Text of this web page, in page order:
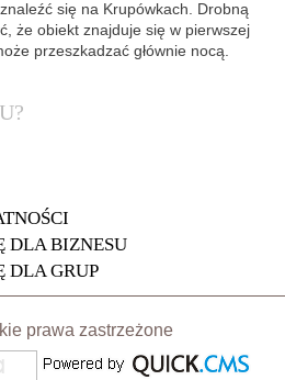
się na Krupówkach. Drobną
że obiekt znajduje się w pierwszej
przeszkadzać głównie nocą.
DLA BIZNESU
DLA GRUP
prawa zastrzeżone